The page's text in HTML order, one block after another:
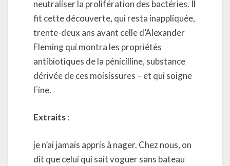
neutraliser la prolifération des bactéries. Il
fit cette découverte, qui resta inappliquée,
trente-deux ans avant celle d’Alexander
Fleming qui montra les propriétés
antibiotiques de la pénicilline, substance
dérivée de ces moisissures – et qui soigne
Fine.
Extraits:
je n’ai jamais appris à nager. Chez nous, on
dit que celui qui sait voguer sans bateau